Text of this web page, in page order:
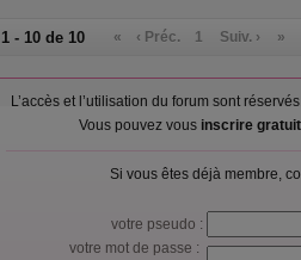
1 - 10 de 10 « ‹ Préc. 1 Suiv. › »
L’accès et l’utilisation du forum sont
Vous pouvez vous inscrire
Si vous êtes déjà membre,
votre pseudo :
votre mot de passe :